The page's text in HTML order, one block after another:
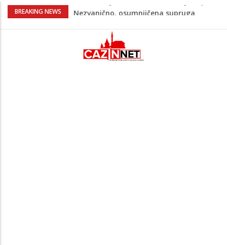
BREAKING NEWS
Na Ahiret preselila Bešić (rođ. Blažević)
Na Ahiret preselio ŠUPUK (Refik) ŠEFIK
Evo koje države su zasad za, a koje
protiv Infantina na izborima: Srbija i